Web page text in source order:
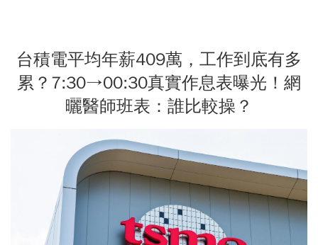
台積電平均年薪409萬，工作到底有多
累？7:30→00:30真實作息表曝光！網
曬醫師班表：誰比較操？